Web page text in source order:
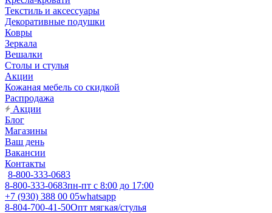
Текстиль и аксессуары
Декоративные подушки
Ковры
Зеркала
Вешалки
Столы и стулья
Акции
Кожаная мебель со скидкой
Распродажа
Акции
Блог
Магазины
Ваш день
Вакансии
Контакты
8-800-333-0683
8-800-333-0683пн-пт с 8:00 до 17:00
+7 (930) 388 00 05whatsapp
8-804-700-41-50Опт мягкая/стулья